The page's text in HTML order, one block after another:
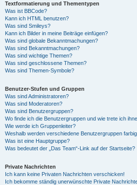
Textformatierung und Thementypen
Was ist BBCode?
Kann ich HTML benutzen?
Was sind Smileys?
Kann ich Bilder in meine Beiträge einfügen?
Was sind globale Bekanntmachungen?
Was sind Bekanntmachungen?
Was sind wichtige Themen?
Was sind geschlossene Themen?
Was sind Themen-Symbole?
Benutzer-Stufen und Gruppen
Was sind Administratoren?
Was sind Moderatoren?
Was sind Benutzergruppen?
Wo finde ich die Benutzergruppen und wie trete ich
Wie werde ich Gruppenleiter?
Weshalb werden verschiedene Benutzergruppen
Was ist eine Hauptgruppe?
Was bedeutet der „Das Team“-Link auf der Startseite?
Private Nachrichten
Ich kann keine Privaten Nachrichten verschicken!
Ich bekomme ständig unerwünschte Private